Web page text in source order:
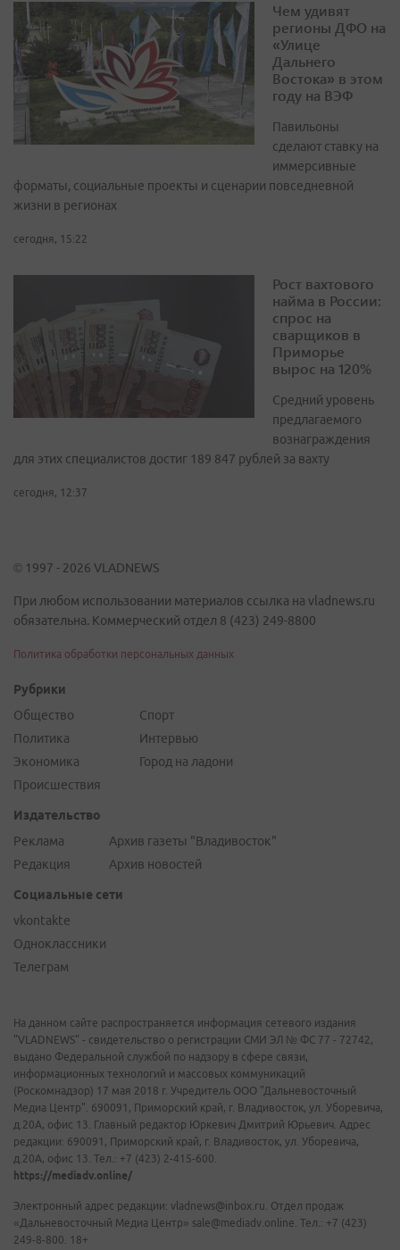
Чем удивят
регионы ДФО на
«Улице
Дальнего
Востока» в этом
году на ВЭФ
Павильоны
сделают ставку на
иммерсивные
форматы, социальные проекты и сценарии повседневной
жизни в регионах
сегодня, 15:22
Рост вахтового
найма в России:
спрос на
сварщиков в
Приморье
вырос на 120%
Средний уровень
предлагаемого
вознаграждения
для этих специалистов достиг 189 847 рублей за вахту
сегодня, 12:37
© 1997 - 2026 VLADNEWS
При любом использовании материалов ссылка на vladnews.ru
обязательна. Коммерческий отдел 8 (423) 249-8800
Политика обработки персональных данных
Рубрики
Общество
Политика
Экономика
Происшествия
Спорт
Интервью
Город на ладони
Издательство
Реклама
Редакция
Архив газеты "Владивосток"
Архив новостей
Социальные сети
vkontakte
Одноклассники
Телеграм
На данном сайте распространяется информация сетевого издания
"VLADNEWS" - свидетельство о регистрации СМИ ЭЛ № ФС 77 - 72742,
выдано Федеральной службой по надзору в сфере связи,
информационных технологий и массовых коммуникаций
(Роскомнадзор) 17 мая 2018 г. Учредитель ООО "Дальневосточный
Медиа Центр". 690091, Приморский край, г. Владивосток, ул. Уборевича,
д.20А, офис 13. Главный редактор Юркевич Дмитрий Юрьевич. Адрес
редакции: 690091, Приморский край, г. Владивосток, ул. Уборевича,
д.20А, офис 13. Тел.: +7 (423) 2-415-600.
https://mediadv.online/
Электронный адрес редакции: vladnews@inbox.ru. Отдел продаж
«Дальневосточный Медиа Центр» sale@mediadv.online. Тел.: +7 (423)
249-8-800. 18+